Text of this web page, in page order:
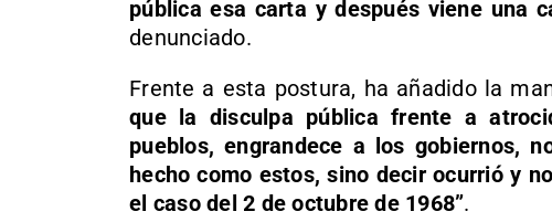
pública esa carta y después viene una
denunciado.
Frente a esta postura, ha añadido la
que la disculpa pública frente a
pueblos, engrandece a los gobiernos,
hecho como estos, sino decir ocurrió y
el caso del 2 de octubre de 1968”.